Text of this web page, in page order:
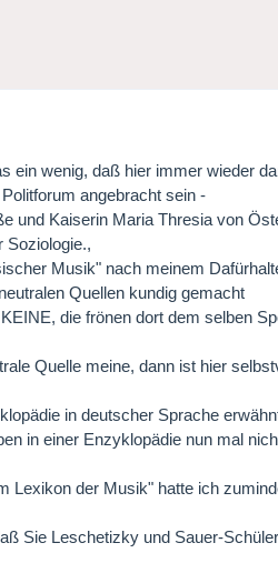
ein wenig, daß hier immer wieder
angebracht sein -
und Kaiserin Maria Thresia von
Soziologie.,
Musik" nach meinem
Quellen kundig gemacht
die frönen dort dem selben
Quelle meine, dann ist hier
in deutscher Sprache
in einer Enzyklopädie nun mal
Lexikon der Musik" hatte ich
Sie Leschetizky und Sauer-